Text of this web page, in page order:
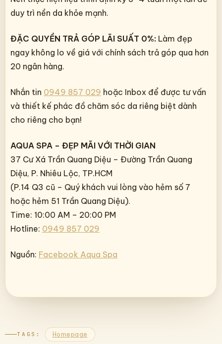
duy trì nền da khỏe mạnh.
ĐẶC QUYỀN TRẢ GÓP LÃI SUẤT 0%: Làm đẹp
ngay không lo về giá với chính sách trả góp qua hơn
20 ngân hàng.
Nhắn tin 0949 857 029 hoặc Inbox để được tư vấn
và thiết kế phác đồ chăm sóc da riêng biệt dành
cho riêng cho bạn!
AQUA SPA – ĐẸP MÃI VỚI THỜI GIAN
37 Cư Xá Trần Quang Diệu – Đường Trần Quang
Diệu, P. Nhiêu Lộc, TP.HCM
(P.14 Q3 cũ – Quý khách vui lòng vào hẻm số 7
hoặc hẻm 51 Trần Quang Diệu).
Time: 10:00 AM – 20:00 PM
Hotline: 0949 857 029
Nguồn: Facebook Aqua Spa
TAGS: Homepage